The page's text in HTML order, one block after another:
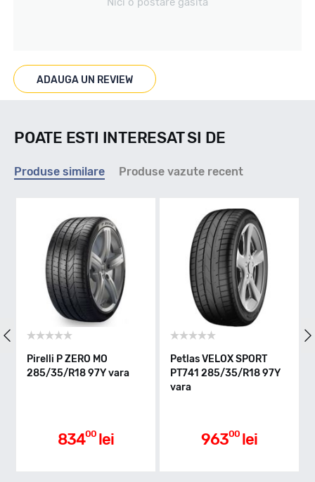
Marcat M+S
Indice greutate
Aderenta pe carosabil ud
ADAUGA UN REVIEW
POATE ESTI INTERESAT SI DE
Produse similare Produse vazute recent
Pirelli P ZERO MO
285/35/R18 97Y vara
83400 lei
Petlas VELOX SPORT
PT741 285/35/R18 97Y
vara
96300 lei